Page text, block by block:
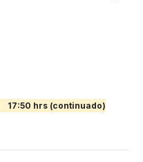
17:50 hrs (continuado)